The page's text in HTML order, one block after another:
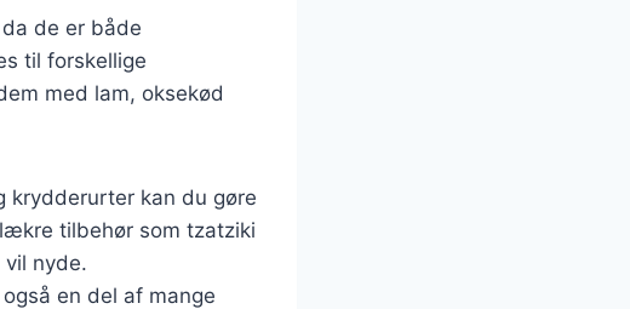
de er både
til forskellige
med lam, oksekød
krydderurter kan du gøre
tilbehør som tzatziki
nyde.
en del af mange